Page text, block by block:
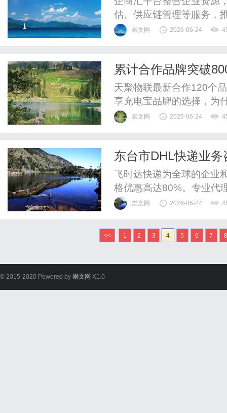
估、供应链管理等服务，
崇文网 2026-06-24
累计合作品牌突破
择，为什么都出于这
天聚物联最新合作120个
享充电宝品牌的选择，为
最新合作品牌名单——新
至...
崇文网 2026-06-24
东台市DHL快递业
飞时达快递为全球的企业
格优惠高达80%。专业代
递、UPS国际快递、
业高效的物流解决方案，
DHL快递合作伙伴。作为
崇文网 2026-06-24
<< 1 2 3 4 5 6 7 8
© 2015-2020 Powered by 崇文网 X1.0